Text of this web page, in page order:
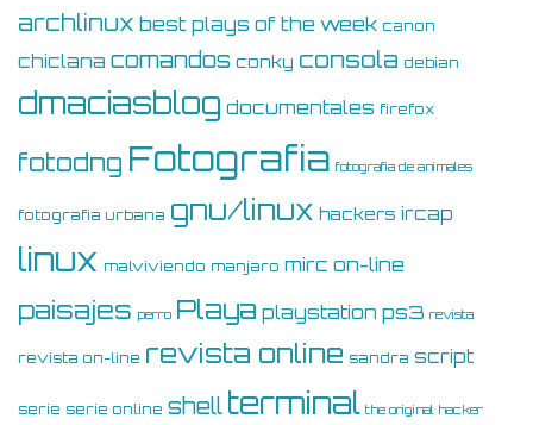
archlinux best plays of the week canon
chiclana comandos conky consola debian
dmaciasblog documentales firefox
fotodng Fotografia fotografia de animales
fotografia urbana gnu/linux hackers ircap
linux malviviendo manjaro mirc on-line
paisajes perro Playa playstation ps3 revista
revista on-line revista online sandra script
serie serie online shell terminal the original hacker